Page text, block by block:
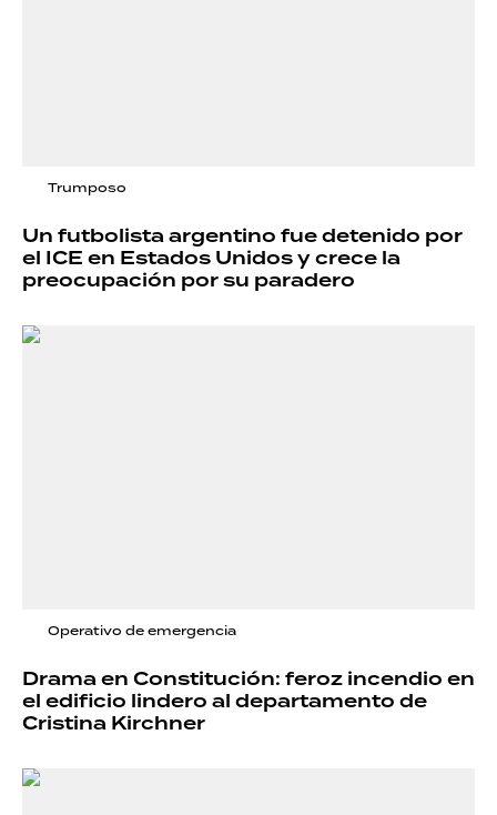
Trumposo
Un futbolista argentino fue detenido por
el ICE en Estados Unidos y crece la
preocupación por su paradero
Operativo de emergencia
Drama en Constitución: feroz incendio en
el edificio lindero al departamento de
Cristina Kirchner